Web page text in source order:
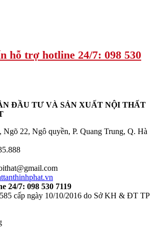
hỗ trợ hotline 24/7: 098 530
ĐẦU TƯ VÀ SẢN XUẤT NỘI THẤT
22, Ngô quyền, P. Quang Trung, Q. Hà
24/7: 098 530 7119
cấp ngày 10/10/2016 do Sở KH & ĐT TP